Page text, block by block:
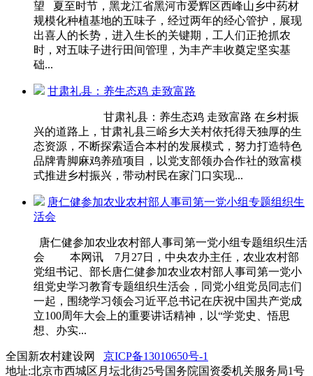
望 夏至时节，黑龙江省黑河市爱辉区西峰山乡中药材
规模化种植基地的五味子，经过两年的经心管护，展现
出喜人的长势，进入生长的关键期，工人们正抢抓农
时，对五味子进行田间管理，为丰产丰收奠定坚实基
础...
甘肃礼县：养生态鸡 走致富路
甘肃礼县：养生态鸡 走致富路 在乡村振
兴的道路上，甘肃礼县三峪乡大关村依托得天独厚的生
态资源，不断探索适合本村的发展模式，努力打造特色
品牌青脚麻鸡养殖项目，以党支部领办合作社的致富模
式推进乡村振兴，带动村民在家门口实现...
唐仁健参加农业农村部人事司第一党小组专题组织生
活会
唐仁健参加农业农村部人事司第一党小组专题组织生活
会 本网讯 7月27日，中央农办主任，农业农村部
党组书记、部长唐仁健参加农业农村部人事司第一党小
组党史学习教育专题组织生活会，同党小组党员同志们
一起，围绕学习领会习近平总书记在庆祝中国共产党成
立100周年大会上的重要讲话精神，以“学党史、悟思
想、办实...
全国新农村建设网 京ICP备13010650号-1
地址:北京市西城区月坛北街25号国务院国资委机关服务局1号